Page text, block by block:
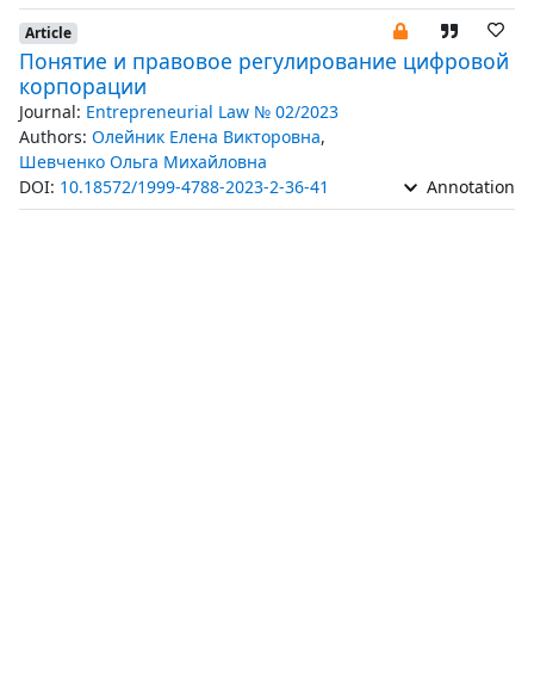
Article
Понятие и правовое регулирование цифровой
корпорации
Journal: Entrepreneurial Law № 02/2023
Authors: Олейник Елена Викторовна,
Шевченко Ольга Михайловна
DOI: 10.18572/1999-4788-2023-2-36-41 Annotation